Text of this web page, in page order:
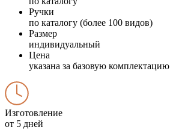
Ручки
по каталогу (более 100 видов)
Размер
индивидуальный
Цена
указана за базовую комплектацию
Изготовление
от 5 дней